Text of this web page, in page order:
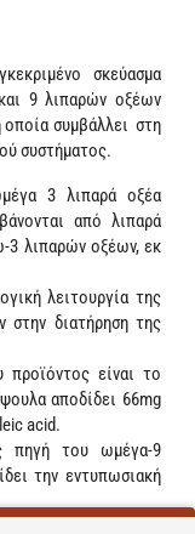
σκεύασμα
9 λιπαρών οξέων
οποία συμβάλλει στη
συστήματος.
3 λιπαρά οξέα
από λιπαρά
3 λιπαρών οξέων, εκ
λειτουργία της
στην διατήρηση της
είναι το
αποδίδει 66mg
acid.
πηγή του ωμέγα-9
την εντυπωσιακή